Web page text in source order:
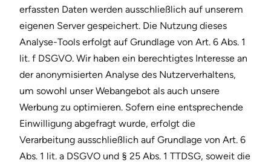
erfassten Daten werden ausschließlich auf unserem
eigenen Server gespeichert. Die Nutzung dieses
Analyse-Tools erfolgt auf Grundlage von Art. 6 Abs. 1
lit. f DSGVO. Wir haben ein berechtigtes Interesse an
der anonymisierten Analyse des Nutzerverhaltens,
um sowohl unser Webangebot als auch unsere
Werbung zu optimieren. Sofern eine entsprechende
Einwilligung abgefragt wurde, erfolgt die
Verarbeitung ausschließlich auf Grundlage von Art. 6
Abs. 1 lit. a DSGVO und § 25 Abs. 1 TTDSG, soweit die